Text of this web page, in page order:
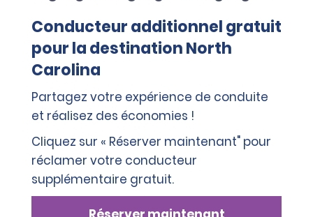
Conducteur additionnel gratuit
pour la destination North
Carolina
Partagez votre expérience de conduite
et réalisez des économies !
Cliquez sur « Réserver maintenant" pour
réclamer votre conducteur
supplémentaire gratuit.